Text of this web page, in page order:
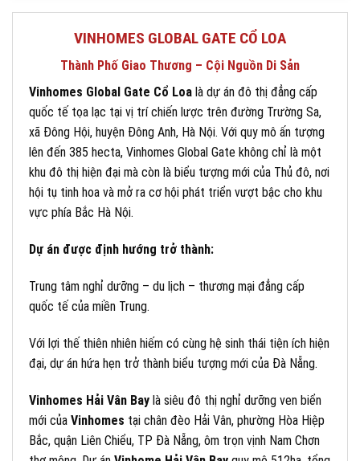
VINHOMES GLOBAL GATE CỔ LOA
Thành Phố Giao Thương – Cội Nguồn Di Sản
Vinhomes Global Gate Cổ Loa là dự án đô thị đẳng cấp
quốc tế tọa lạc tại vị trí chiến lược trên đường Trường Sa,
xã Đông Hội, huyện Đông Anh, Hà Nội. Với quy mô ấn tượng
lên đến 385 hecta, Vinhomes Global Gate không chỉ là một
khu đô thị hiện đại mà còn là biểu tượng mới của Thủ đô, nơi
hội tụ tinh hoa và mở ra cơ hội phát triển vượt bậc cho khu
vực phía Bắc Hà Nội.
Dự án được định hướng trở thành:
Trung tâm nghỉ dưỡng – du lịch – thương mại đẳng cấp
quốc tế của miền Trung.
Với lợi thế thiên nhiên hiếm có cùng hệ sinh thái tiện ích hiện
đại, dự án hứa hẹn trở thành biểu tượng mới của Đà Nẵng.
Vinhomes Hải Vân Bay là siêu đô thị nghỉ dưỡng ven biển
mới của Vinhomes tại chân đèo Hải Vân, phường Hòa Hiệp
Bắc, quận Liên Chiểu, TP Đà Nẵng, ôm trọn vịnh Nam Chơn